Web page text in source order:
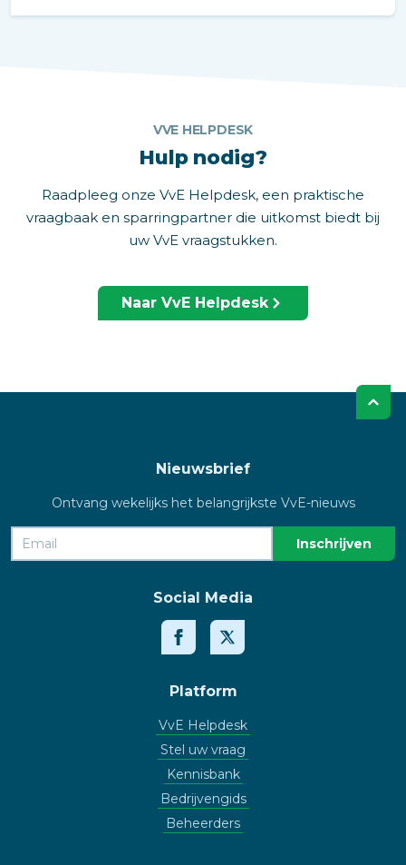
VVE HELPDESK
Hulp nodig?
Raadpleeg onze VvE Helpdesk, een praktische
vraagbaak en sparringpartner die uitkomst biedt bij
uw VvE vraagstukken.
Naar VvE Helpdesk
Nieuwsbrief
Ontvang wekelijks het belangrijkste VvE-nieuws
Social Media
Platform
VvE Helpdesk
Stel uw vraag
Kennisbank
Bedrijvengids
Beheerders